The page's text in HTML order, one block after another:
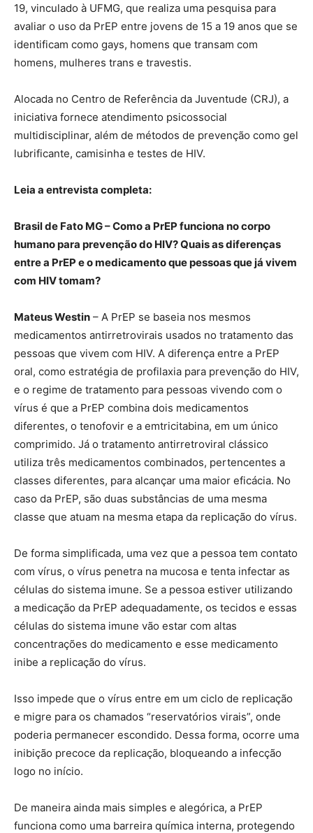
19, vinculado à UFMG, que realiza uma pesquisa para
avaliar o uso da PrEP entre jovens de 15 a 19 anos que se
identificam como gays, homens que transam com
homens, mulheres trans e travestis.
Alocada no Centro de Referência da Juventude (CRJ), a
iniciativa fornece atendimento psicossocial
multidisciplinar, além de métodos de prevenção como gel
lubrificante, camisinha e testes de HIV.
Leia a entrevista completa:
Brasil de Fato MG – Como a PrEP funciona no corpo
humano para prevenção do HIV? Quais as diferenças
entre a PrEP e o medicamento que pessoas que já vivem
com HIV tomam?
Mateus Westin – A PrEP se baseia nos mesmos
medicamentos antirretrovirais usados no tratamento das
pessoas que vivem com HIV. A diferença entre a PrEP
oral, como estratégia de profilaxia para prevenção do HIV,
e o regime de tratamento para pessoas vivendo com o
vírus é que a PrEP combina dois medicamentos
diferentes, o tenofovir e a emtricitabina, em um único
comprimido. Já o tratamento antirretroviral clássico
utiliza três medicamentos combinados, pertencentes a
classes diferentes, para alcançar uma maior eficácia. No
caso da PrEP, são duas substâncias de uma mesma
classe que atuam na mesma etapa da replicação do vírus.
De forma simplificada, uma vez que a pessoa tem contato
com vírus, o vírus penetra na mucosa e tenta infectar as
células do sistema imune. Se a pessoa estiver utilizando
a medicação da PrEP adequadamente, os tecidos e essas
células do sistema imune vão estar com altas
concentrações do medicamento e esse medicamento
inibe a replicação do vírus.
Isso impede que o vírus entre em um ciclo de replicação
e migre para os chamados “reservatórios virais”, onde
poderia permanecer escondido. Dessa forma, ocorre uma
inibição precoce da replicação, bloqueando a infecção
logo no início.
De maneira ainda mais simples e alegórica, a PrEP
funciona como uma barreira química interna, protegendo